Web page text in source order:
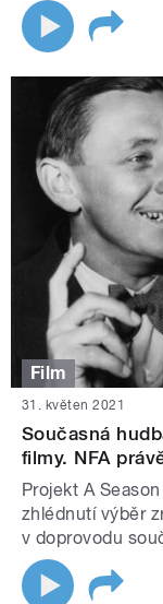
Film
31. květen 2021
Současná
filmy. NFA
Projekt A
zhlédnutí výběr
v doprovodu